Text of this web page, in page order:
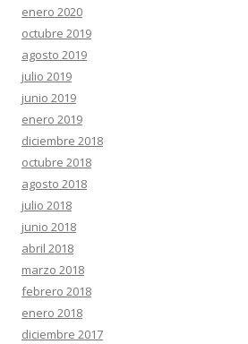
enero 2020
octubre 2019
agosto 2019
julio 2019
junio 2019
enero 2019
diciembre 2018
octubre 2018
agosto 2018
julio 2018
junio 2018
abril 2018
marzo 2018
febrero 2018
enero 2018
diciembre 2017